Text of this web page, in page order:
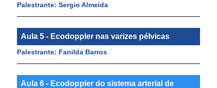
Palestrante: Sergio Almeida
Aula 5 - Ecodoppler nas varizes pélvicas
Palestrante: Fanilda Barros
Aula 6 - Ecodoppler do sistema arterial de